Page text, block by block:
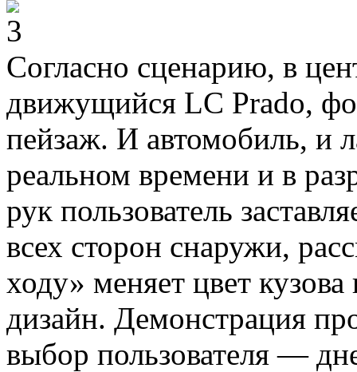
Согласно сценарию, в
движущийся LC Prado,
пейзаж. И автомобиль, и
реальном времени и в
рук пользователь
всех сторон снаружи,
ходу» меняет цвет
дизайн. Демонстрация
выбор пользователя —